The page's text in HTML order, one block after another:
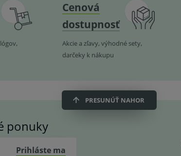
Cenová
dostupnosť
Akcie a zľavy, výhodné sety,
darčeky k nákupu
PRESUNÚŤ NAHOR
ponuky
Prihláste ma